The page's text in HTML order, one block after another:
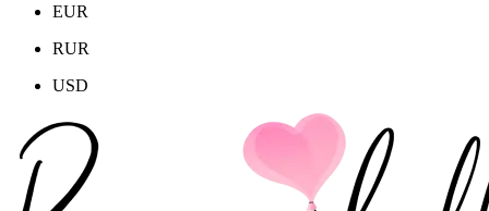
EUR
RUR
USD